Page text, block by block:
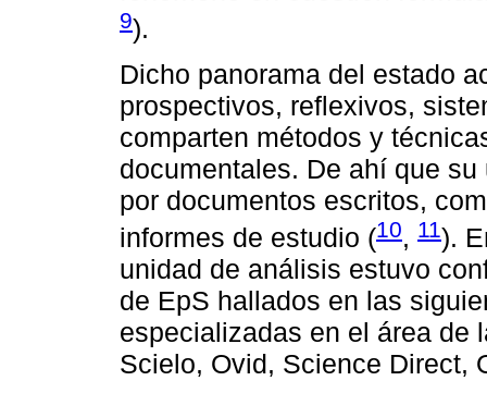
9).
Dicho panorama del estado
prospectivos, reflexivos,
comparten métodos y
documentales. De ahí que
por documentos escritos,
informes de estudio (10, 11).
unidad de análisis estuvo
de EpS hallados en las
especializadas en el área de
Scielo, Ovid, Science Direct,